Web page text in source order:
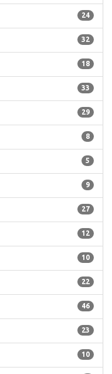
24
32
18
33
29
8
5
9
27
12
10
22
46
23
10